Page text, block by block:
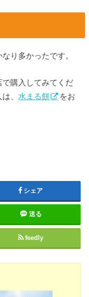
り多かったです。
購入してみてくだ
、 水まる餅
をお
シェア
送る
feedly